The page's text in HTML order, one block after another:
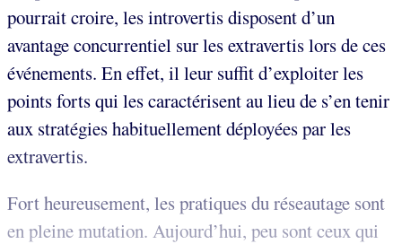
pourrait croire, les introvertis disposent d’un
avantage concurrentiel sur les extravertis lors de ces
événements. En effet, il leur suffit d’exploiter les
points forts qui les caractérisent au lieu de s’en tenir
aux stratégies habituellement déployées par les
extravertis.
Fort heureusement, les pratiques du réseautage sont
en pleine mutation. Aujourd’hui, peu sont ceux qui